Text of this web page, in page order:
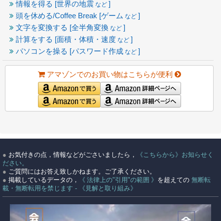
情報を得る [世界の地震 など ]
頭を休める/Coffee Break [ゲーム など ]
文字を変換する [全半角変換 など ]
計算をする [面積・体積・速度 など ]
パソコンを操る [パスワード作成 など ]
アマゾンでのお買い物はこちらが便利
● お気付きの点，情報などがごさいましたら，
《こちらから》お知らせく
ださい。
● ご質問にはお答え致しかねます。ご了承ください。
● 掲載しているデータの， 《 法律上の"引用"の範囲 》 を超えての 無断転
載・無断転用を禁じます - 《見解と取り組み》